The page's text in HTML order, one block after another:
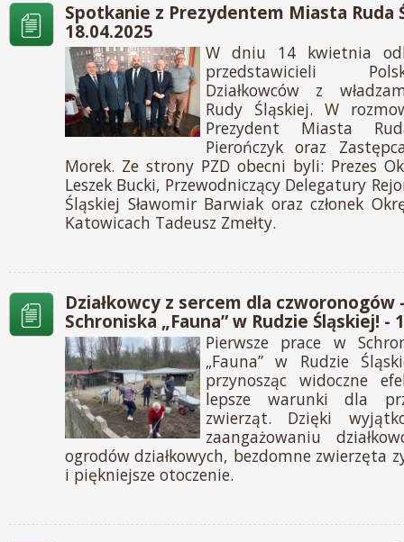
Spotkanie z Prezydentem Miasta Ruda
18.04.2025
W dniu 14 kwietnia
przedstawicieli
Działkowców z
Rudy Śląskiej. W
Prezydent Miasta
Pierończyk oraz
Morek. Ze strony PZD obecni byli: Prezes
Leszek Bucki, Przewodniczący Delegatury
Śląskiej Sławomir Barwiak oraz członek
Katowicach Tadeusz Zmełty.
Działkowcy z sercem dla
Schroniska „Fauna” w Rudzie Śląskiej! -
Pierwsze prace w
„Fauna” w Rudzie
przynosząc widoczne
lepsze warunki dla
zwierząt. Dzięki
zaangażowaniu
ogrodów działkowych, bezdomne zwierzęta
i piękniejsze otoczenie.